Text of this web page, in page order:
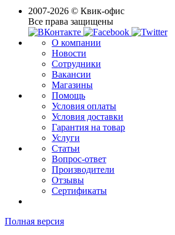
2007-2026 © Квик-офис
Все права защищены
О компании
Новости
Сотрудники
Вакансии
Магазины
Помощь
Условия оплаты
Условия доставки
Гарантия на товар
Услуги
Статьи
Вопрос-ответ
Производители
Отзывы
Сертификаты
Полная версия